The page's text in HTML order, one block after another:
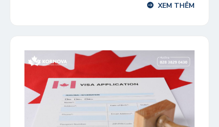
thực tạm thời của những người xin gia […]XEM THÊM